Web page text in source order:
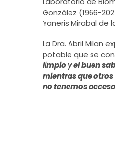
González (1966-
Yaneris Mirabal de
La Dra. Abril Milan
potable que se
limpio y el buen
mientras que
no tenemos